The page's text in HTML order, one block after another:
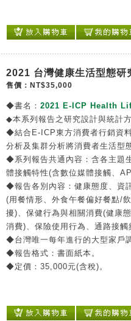
2021 台灣健康生活型態研
售價：NT$35,000
◆書名： 2021 E-ICP Health
◆本系列報告之研究設計與統計
◆結合E-ICP東方消費者行銷資
分析及集群分析將消費者生活型
◆系列報告共通內容：含各主題
體接觸特性(含數位媒體接觸、
◆報告各別內容：健康態度、資
(用餐情形、外食午餐偏好餐點/
擾)、保健行為與相關消費(健康
消費)、保險使用行為、通路接觸
◆台灣唯一每年進行的大型家戶
◆報告格式：書面紙本。
◆定價：35,000元(含稅)。